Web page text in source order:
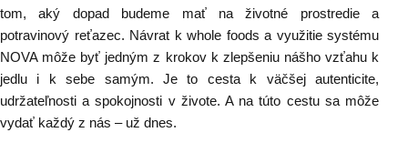
tom, aký dopad budeme mať na životné prostredie a
potravinový reťazec. Návrat k whole foods a využitie systému
NOVA môže byť jedným z krokov k zlepšeniu nášho vzťahu k
jedlu i k sebe samým. Je to cesta k väčšej autenticite,
udržateľnosti a spokojnosti v živote. A na túto cestu sa môže
vydať každý z nás – už dnes.